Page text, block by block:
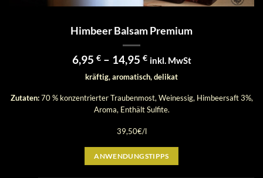
Himbeer Balsam Premium
6,95 € – 14,95 €Preisspanne:
bis
14,95 €
inkl. MwSt
kräftig, aromatisch, delikat
Zutaten:70 % konzentrierter Traubenmost, Weinessig, Himbeersaft 3%,
Aroma, Enthält Sulfite.
39,50€/l
ANWENDUNGSTIPPS